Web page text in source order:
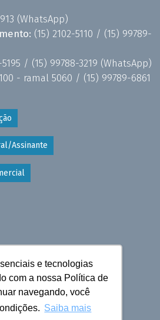
e tecnologias
com a nossa Política de
navegando, você
Saiba mais
(WhatsApp)
(15) 2102-5110 / (15) 99789-
5195 / (15) 99788-3219 (WhatsApp)
- ramal 5060 / (15) 99789-6861
Assinante